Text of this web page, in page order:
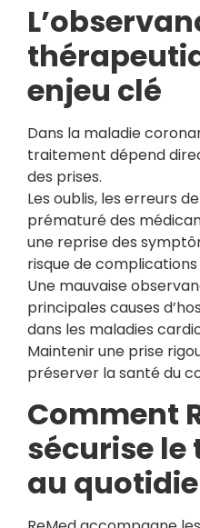
enjeu clé
Dans la maladie
traitement dépend
des prises.
Les oublis, les erreurs
prématuré des
une reprise des
risque de
Une mauvaise
principales causes
dans les maladies
Maintenir une prise
préserver la santé du
Comment
sécurise
au